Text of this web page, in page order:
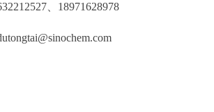
、18971628978